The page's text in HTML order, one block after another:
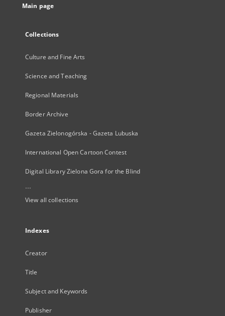
Main page
Collections
Culture and Fine Arts
Science and Teaching
Regional Materials
Border Archive
Gazeta Zielonogórska - Gazeta Lubuska
International Open Cartoon Contest
Digital Library Zielona Gora for the Blind
...
View all collections
Indexes
Creator
Title
Subject and Keywords
Publisher